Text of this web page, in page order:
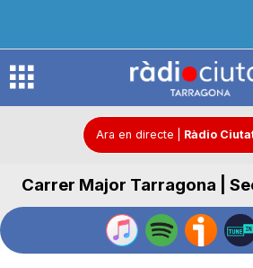
R
d
Ara en directe Ràdio
Carrer Major Tarragona |